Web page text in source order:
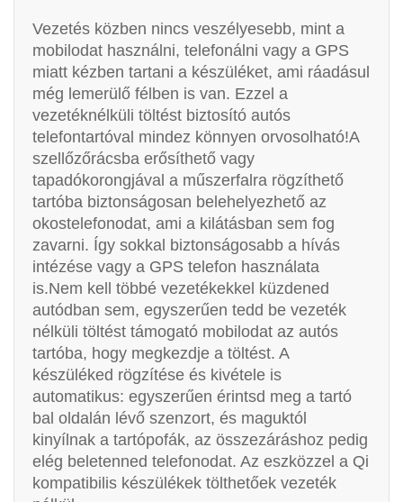
Vezetés közben nincs veszélyesebb, mint a
mobilodat használni, telefonálni vagy a GPS
miatt kézben tartani a készüléket, ami ráadásul
még lemerülő félben is van. Ezzel a
vezetéknélküli töltést biztosító autós
telefontartóval mindez könnyen orvosolható!A
szellőzőrácsba erősíthető vagy
tapadókorongjával a műszerfalra rögzíthető
tartóba biztonságosan belehelyezhető az
okostelefonodat, ami a kilátásban sem fog
zavarni. Így sokkal biztonságosabb a hívás
intézése vagy a GPS telefon használata
is.Nem kell többé vezetékekkel küzdened
autódban sem, egyszerűen tedd be vezeték
nélküli töltést támogató mobilodat az autós
tartóba, hogy megkezdje a töltést. A
készüléked rögzítése és kivétele is
automatikus: egyszerűen érintsd meg a tartó
bal oldalán lévő szenzort, és maguktól
kinyílnak a tartópofák, az összezáráshoz pedig
elég beletenned telefonodat. Az eszközzel a Qi
kompatibilis készülékek tölthetőek vezeték